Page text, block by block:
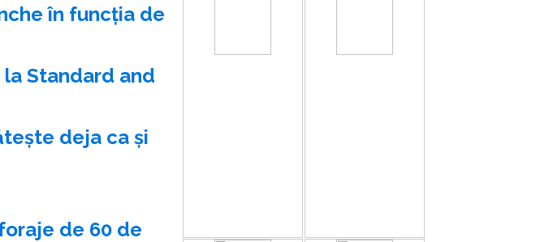
în funcţia de
la Standard and
deja ca şi
de 60 de